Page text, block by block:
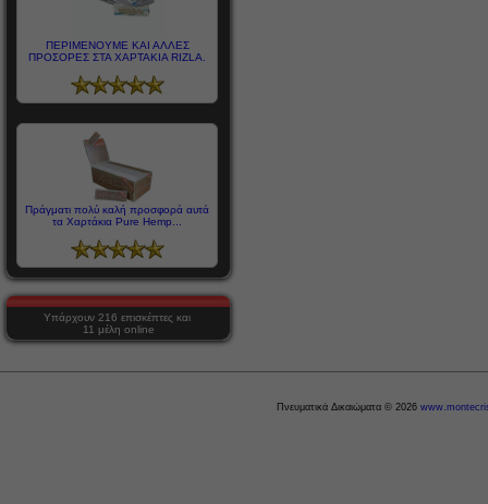
ΠΕΡΙΜΕΝΟΥΜΕ ΚΑΙ ΑΛΛΕΣ
ΠΡΟΣΟΡΕΣ ΣΤΑ ΧΑΡΤΑΚΙΑ RIZLA.
Πράγματι πολύ καλή προσφορά αυτά
τα Χαρτάκια Pure Hemp...
Υπάρχουν 216 επισκέπτες και
11 μέλη online
Πνευματικά Δικαιώματα © 2026